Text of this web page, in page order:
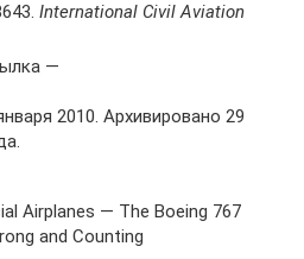
International Civil Aviation
—
2010. Архивировано 29
Airplanes — The Boeing 767
and Counting